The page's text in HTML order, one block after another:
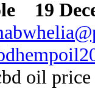
19
oil price